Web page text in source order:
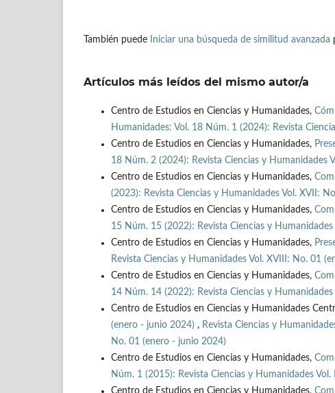
También puede Iniciar una búsqueda de similitud avanzada
Artículos más leídos del mismo autor/a
Centro de Estudios en Ciencias y Humanidades,
Humanidades: Vol. 18 Núm. 1 (2024): Revista
Centro de Estudios en Ciencias y Humanidades,
18 Núm. 2 (2024): Revista Ciencias y Humanidades
Centro de Estudios en Ciencias y Humanidades,
(2023): Revista Ciencias y Humanidades Vol. XVII:
Centro de Estudios en Ciencias y Humanidades,
15 Núm. 15 (2022): Revista Ciencias y
Centro de Estudios en Ciencias y Humanidades,
Revista Ciencias y Humanidades Vol. XVIII: No. 01
Centro de Estudios en Ciencias y Humanidades,
14 Núm. 14 (2022): Revista Ciencias y
Centro de Estudios en Ciencias y Humanidades
(enero - junio 2024) , Revista Ciencias y
No. 01 (enero - junio 2024)
Centro de Estudios en Ciencias y Humanidades,
Núm. 1 (2015): Revista Ciencias y Humanidades